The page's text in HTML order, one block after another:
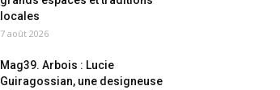
locales
7 août 2026
Mag39. Arbois : Lucie
Guiragossian, une designeuse